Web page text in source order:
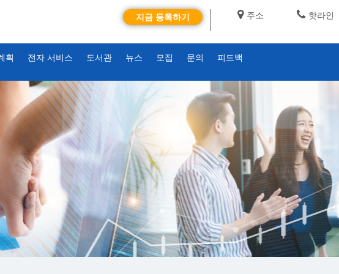
주소 핫라인
지금 등록하기
획 전자 서비스 도서관 뉴스 모집 문의 피드백